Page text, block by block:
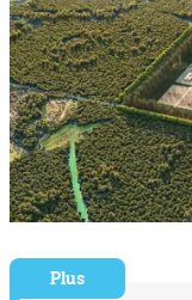
Plus